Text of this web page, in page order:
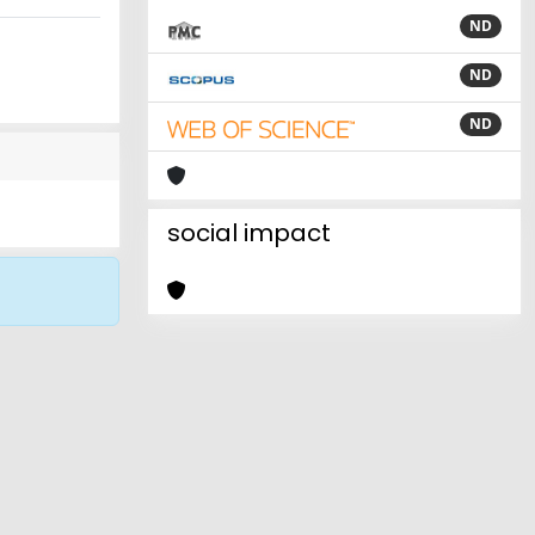
ND
ND
ND
social impact